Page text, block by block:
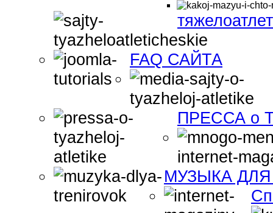
FAQ САЙТА
ПРЕССА о
МУЗЫКА